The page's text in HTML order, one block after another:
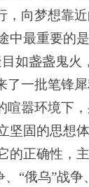
，向梦想靠
中最重要的
如盏盏鬼火
了一批笔锋
喧嚣环境下
固的思想
正确性，
“俄乌”战